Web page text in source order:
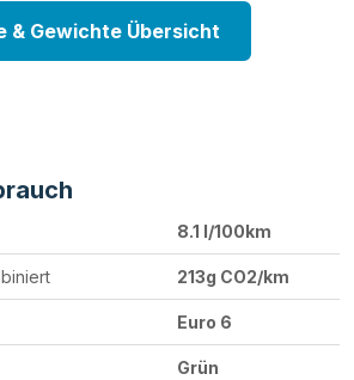
& Gewichte Übersicht
8.1 l/100km
213g CO2/km
Euro 6
Grün